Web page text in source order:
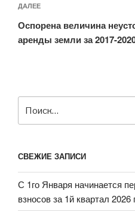
Следующая
запись
ДАЛЕЕ
Оспорена величина
аренды земли за 2017-
СВЕЖИЕ ЗАПИСИ
С 1го Января начинается
взносов за 1й квартал 2026